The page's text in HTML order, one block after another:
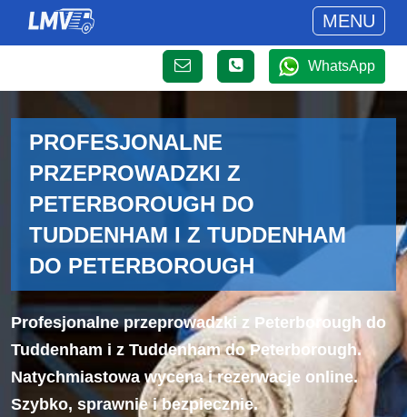
MENU
WhatsApp
PROFESJONALNE
PRZEPROWADZKI Z
PETERBOROUGH DO
TUDDENHAM I Z TUDDENHAM
DO PETERBOROUGH
Profesjonalne przeprowadzki z Peterborough do
Tuddenham i z Tuddenham do Peterborough.
Natychmiastowa wycena i rezerwacje online.
Szybko, sprawnie i bezpiecznie.